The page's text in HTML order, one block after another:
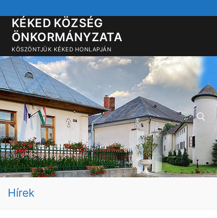
a
tartalomra
KÉKED KÖZSÉG
ÖNKORMÁNYZATA
KÖSZÖNTJÜK KÉKED HONLAPJÁN
Keresése:
Hírek